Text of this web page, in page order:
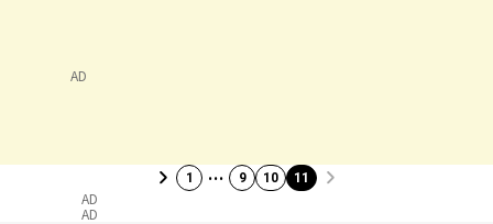
AD
1 … 9 10 11
AD
AD